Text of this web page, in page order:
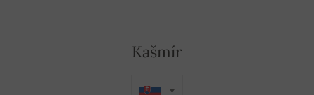
Kašmír